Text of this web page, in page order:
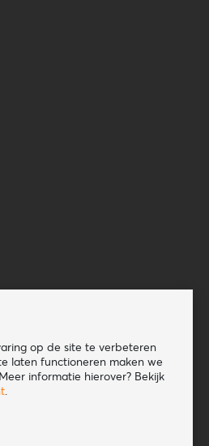
op de site te verbeteren
laten functioneren maken we
informatie hierover? Bekijk
.